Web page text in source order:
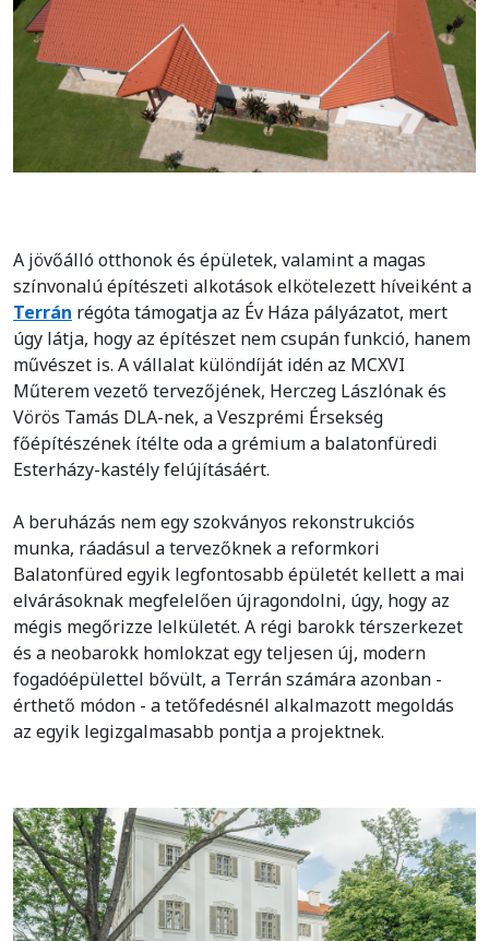
A jövőálló otthonok és épületek, valamint a magas
színvonalú építészeti alkotások elkötelezett híveiként a
Terrán régóta támogatja az Év Háza pályázatot, mert
úgy látja, hogy az építészet nem csupán funkció, hanem
művészet is. A vállalat különdíját idén az MCXVI
Műterem vezető tervezőjének, Herczeg Lászlónak és
Vörös Tamás DLA-nek, a Veszprémi Érsekség
főépítészének ítélte oda a grémium a balatonfüredi
Esterházy-kastély felújításáért.
A beruházás nem egy szokványos rekonstrukciós
munka, ráadásul a tervezőknek a reformkori
Balatonfüred egyik legfontosabb épületét kellett a mai
elvárásoknak megfelelően újragondolni, úgy, hogy az
mégis megőrizze lelkületét. A régi barokk térszerkezet
és a neobarokk homlokzat egy teljesen új, modern
fogadóépülettel bővült, a Terrán számára azonban -
érthető módon - a tetőfedésnél alkalmazott megoldás
az egyik legizgalmasabb pontja a projektnek.